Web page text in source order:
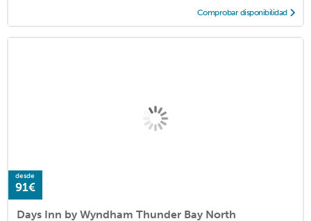
Comprobar disponibilidad
desde
91€
Days Inn by Wyndham Thunder Bay North